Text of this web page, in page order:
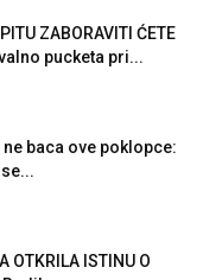
ZABORAVITI ĆETE
pucketa pri...
baca ove poklopce:
OTKRILA ISTINU O